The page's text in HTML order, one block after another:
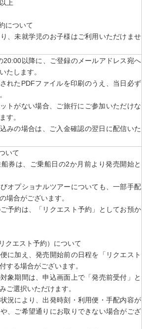
上
について
り、未就学児のお子様はご利用いただけませ
20:00以降に、ご登録のメールアドレス宛へ
たします。
れたPDFファイルを印刷のうえ、当日必ず
トがない場合、ご旅行にご参加いただけな
す。
みの場合は、ご入金確認の翌日に配信いた
いて
船券は、ご乗船日の2か月前より発売開始と
びオプショナルツアーについても、一部手配
場合がございます。
ご予約は、「リクエスト予約」としてお預か
クエスト予約）について
に加え、発売開始前の日程を「リクエスト
する場合がございます。
象期間は、申込画面上で「発売前受付」と
ご選択いただけます。
状況により、出発時刻・利用便・手配内容が
、ご希望通りにお取りできない場合がござ